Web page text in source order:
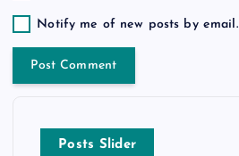
Notify me of new posts by email.
Posts Slider